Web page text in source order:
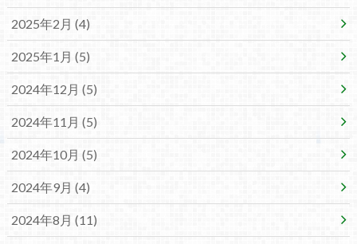
2025年2月 (4)
2025年1月 (5)
2024年12月 (5)
2024年11月 (5)
2024年10月 (5)
2024年9月 (4)
2024年8月 (11)